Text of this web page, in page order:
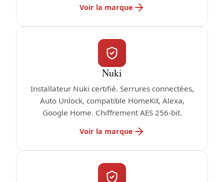
Voir la marque
Nuki
Installateur Nuki certifié. Serrures connectées,
Auto Unlock, compatible HomeKit, Alexa,
Google Home. Chiffrement AES 256-bit.
Voir la marque